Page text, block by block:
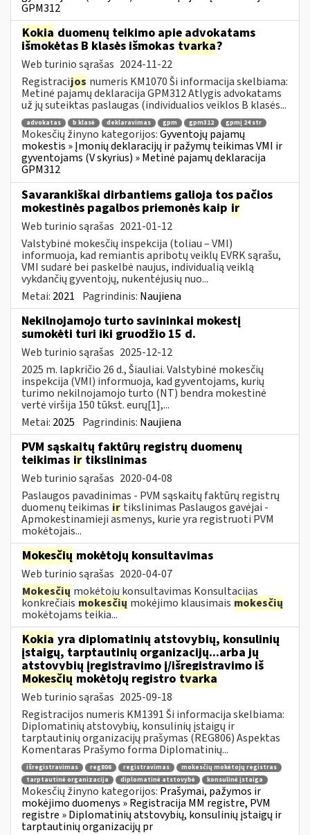
GPM312
Kokia duomenų teikimo apie advokatams
išmokėtas B klasės išmokas tvarka?
Web turinio sąrašas 2024-11-22
Registracijos numeris KM1070 Ši informacija skelbiama:
Metinė pajamų deklaracija GPM312 Atlygis advokatams
už jų suteiktas paslaugas (individualios veiklos B klasės...
advokatas b klasė deklaravimas gpm gpm312 gpmį 24 str
Mokesčių žinyno kategorijos:Gyventojų pajamų
mokestis » Įmonių deklaracijų ir pažymų teikimas VMI ir
gyventojams (V skyrius) » Metinė pajamų deklaracija
GPM312
Savarankiškai dirbantiems galioja tos pačios
mokestinės pagalbos priemonės kaip ir
Web turinio sąrašas 2021-01-12
Valstybinė mokesčių inspekcija (toliau – VMI)
informuoja, kad remiantis apribotų veiklų EVRK sąrašu,
VMI sudarė bei paskelbė naujus, individualią veiklą
vykdančių gyventojų, nukentėjusių nuo...
Metai: 2021 Pagrindinis: Naujiena
Nekilnojamojo turto savininkai mokestį
sumokėti turi iki gruodžio 15 d.
Web turinio sąrašas 2025-12-12
2025 m. lapkričio 26 d., Šiauliai. Valstybinė mokesčių
inspekcija (VMI) informuoja, kad gyventojams, kurių
turimo nekilnojamojo turto (NT) bendra mokestinė
vertė viršija 150 tūkst. eurų[1],...
Metai: 2025 Pagrindinis: Naujiena
PVM sąskaitų faktūrų registrų duomenų
teikimas ir tikslinimas
Web turinio sąrašas 2020-04-08
Paslaugos pavadinimas - PVM sąskaitų faktūrų registrų
duomenų teikimas ir tikslinimas Paslaugos gavėjai -
Apmokestinamieji asmenys, kurie yra registruoti PVM
mokėtojais...
Mokesčių mokėtojų konsultavimas
Web turinio sąrašas 2020-04-07
Mokesčių mokėtojų konsultavimas Konsultacijas
konkrečiais mokesčių mokėjimo klausimais mokesčių
mokėtojams teikia...
Kokia yra diplomatinių atstovybių, konsulinių
įstaigų, tarptautinių organizacijų...arba jų
atstovybių įregistravimo į/išregistravimo iš
Mokesčių mokėtojų registro tvarka
Web turinio sąrašas 2025-09-18
Registracijos numeris KM1391 Ši informacija skelbiama:
Diplomatinių atstovybių, konsulinių įstaigų ir
tarptautinių organizacijų prašymas (REG806) Aspektas
Komentaras Prašymo forma Diplomatinių...
išregistravimas reg806 registravimas
mokesčių mokėtojų registras
tarptautinė organizacija
diplomatinė atstovybė konsulinė įstaiga
Mokesčių žinyno kategorijos: Prašymai, pažymos ir
mokėjimo duomenys » Registracija MM registre, PVM
registre » Diplomatinių atstovybių, konsulinių įstaigų ir
tarptautinių organizacijų pr